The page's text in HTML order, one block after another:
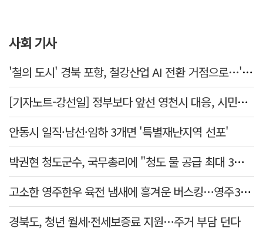
사회 기사
'철의 도시' 경북 포항, 철강산업 AI 전환 거점으로…'AI 융합실증허브' 구축
[기자노트-강선일] 정부보다 앞선 영천시 대응, 시민보다 앞서선 안된다
안동시 일직·남선·임하 3개면 '특별재난지역 선포'
박권현 청도군수, 국무총리에 "청도 물 공급 최대 3만t 늘려달라"
고소한 영주한우 육전 냄새에 흥겨운 버스킹…영주365시장 밤이 들썩인다
경북도, 청년 월세·전세보증료 지원…주거 부담 던다